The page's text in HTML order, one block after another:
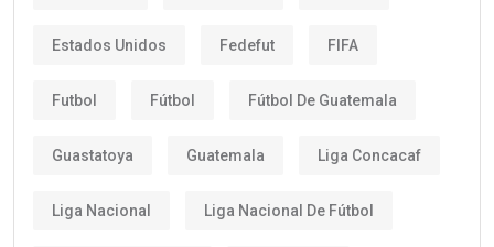
Estados Unidos Fedefut FIFA
Futbol Fútbol Fútbol De Guatemala
Guastatoya Guatemala Liga Concacaf
Liga Nacional Liga Nacional De Fútbol